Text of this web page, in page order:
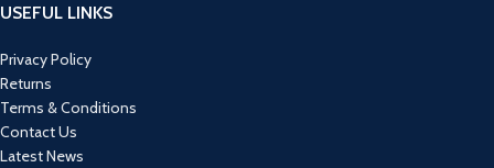
USEFUL LINKS
Privacy Policy
Returns
Terms & Conditions
Contact Us
Latest News